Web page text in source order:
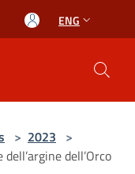
ENG
> 2023 >
dell’Orco